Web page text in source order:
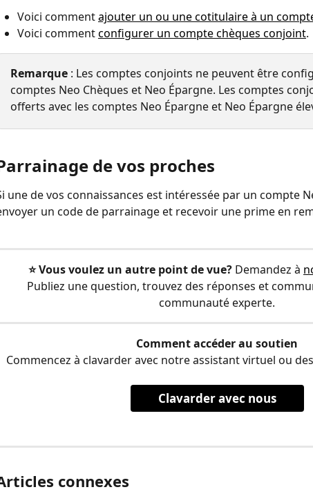
Voici comment ajouter un ou une cotitulaire à un
Voici comment configurer un compte chèques conjoint.
Remarque : Les comptes conjoints ne peuvent être
comptes Neo Chèques et Neo Épargne. Les comptes
offerts avec les comptes Neo Épargne et Neo Épargne
de vos proches
une de vos connaissances est intéressée par un compte
un code de parrainage et recevoir une prime en
⭐️ Vous voulez un autre point de vue? Demandez à
Publiez une question, trouvez des réponses et
communauté experte.
Comment accéder au soutien
Commencez à clavarder avec notre assistant virtuel ou
Clavarder avec nous
connexes